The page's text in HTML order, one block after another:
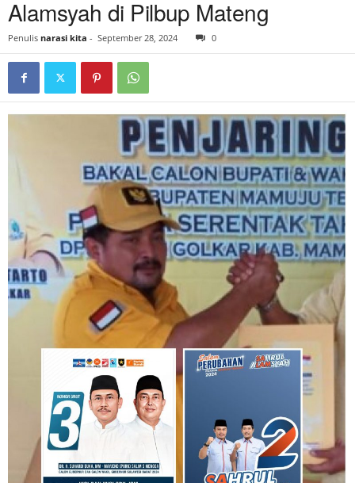
Alamsyah di Pilbup Mateng
Penulis narasi kita - September 28, 2024 0